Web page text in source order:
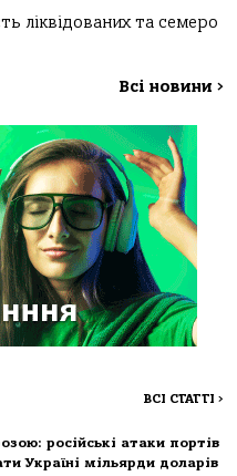
ліквідованих та семеро
Всі новини >
ВСІ СТАТТІ >
російські атаки портів
Україні мільярди доларів